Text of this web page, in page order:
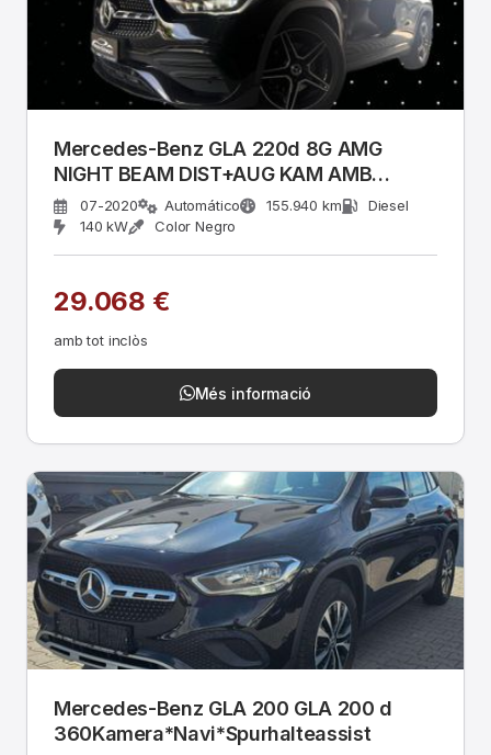
Mercedes-Benz GLA 220d 8G AMG
NIGHT BEAM DIST+AUG KAM AMB
MEMO
07-2020 Automático 155.940 km
Diesel
140 kW
Color Negro
29.068 €
amb tot inclòs
Més informació
Mercedes-Benz GLA 200 GLA 200 d
360Kamera*Navi*Spurhalteassist